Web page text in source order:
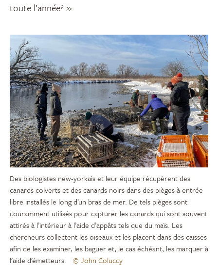
toute l’année? »
Des biologistes new-yorkais et leur équipe récupèrent des
canards colverts et des canards noirs dans des pièges à entrée
libre installés le long d’un bras de mer. De tels pièges sont
couramment utilisés pour capturer les canards qui sont souvent
attirés à l’intérieur à l’aide d’appâts tels que du maïs. Les
chercheurs collectent les oiseaux et les placent dans des caisses
afin de les examiner, les baguer et, le cas échéant, les marquer à
l’aide d’émetteurs.
© John Coluccy